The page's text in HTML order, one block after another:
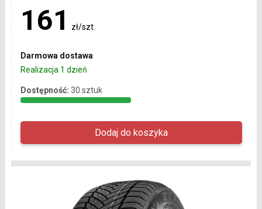
161 zł/szt.
Darmowa dostawa
Realizacja 1 dzień
Dostępność: 30 sztuk